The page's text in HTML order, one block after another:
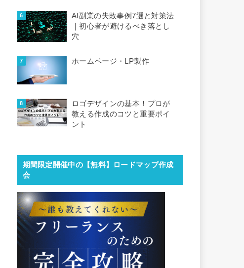
AI副業の失敗事例7選と対策法
｜初心者が避けるべき落とし
穴
ホームページ・LP製作
ロゴデザインの基本！プロが
教える作成のコツと重要ポイ
ント
期間限定開催中の【無料】ロードマップ作成
会